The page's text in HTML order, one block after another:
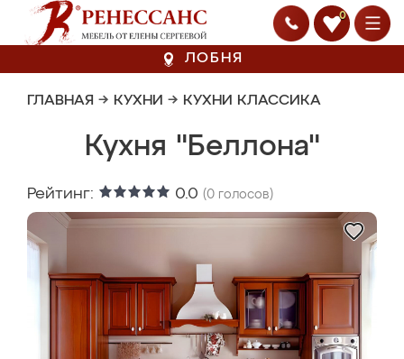
0
ЛОБНЯ
ГЛАВНАЯ → КУХНИ → КУХНИ КЛАССИКА
Кухня "Беллона"
Рейтинг: 0.0 (0 голосов)